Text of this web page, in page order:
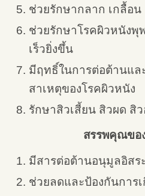
ช่วยรักษากลาก เกลื้อน
ช่วยรักษาโรคผิวหนังพุ
เร็วยิ่งขึ้น
มีฤทธิ์ในการต่อต้านแล
สาเหตุของโรคผิวหนัง
รักษาสิวเสี้ยน สิวผด สิ
สรรพคุณขอ
มีสารต่อต้านอนุมูลอิสร
ช่วยลดและป้องกันการ